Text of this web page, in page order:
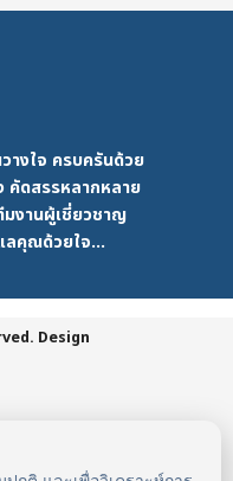
งใจ ครบครันด้วย
ดสรรหลากหลาย
งานผู้เชี่ยวชาญ
ลคุณด้วยใจ...
Design